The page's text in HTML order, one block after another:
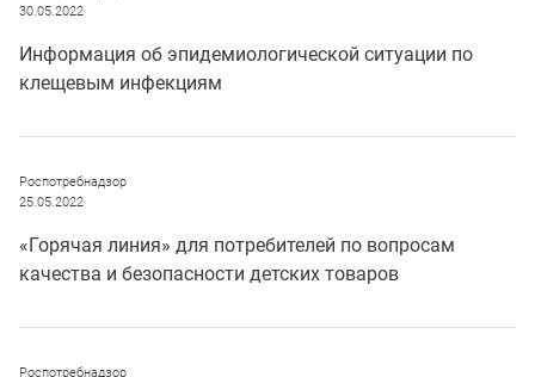
30.05.2022
Информация об эпидемиологической ситуации по
клещевым инфекциям
Роспотребнадзор
25.05.2022
«Горячая линия» для потребителей по вопросам
качества и безопасности детских товаров
Роспотребнадзор